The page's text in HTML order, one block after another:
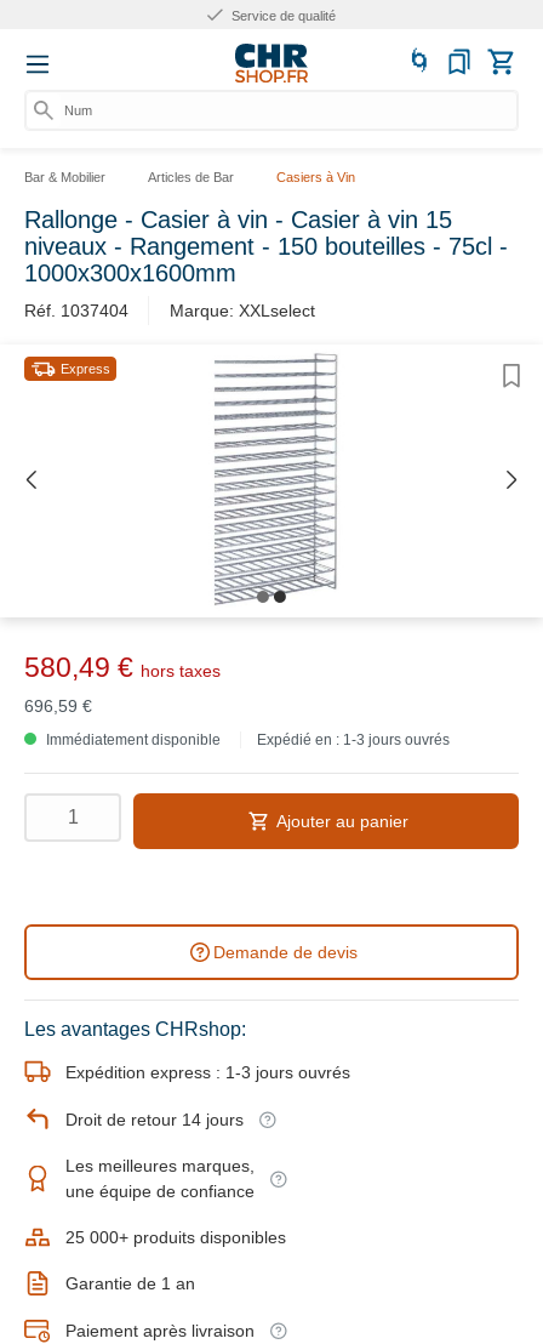
Service de qualité
Numér
Bar & Mobilier Articles de Bar Casiers à Vin
Rallonge - Casier à vin - Casier à vin 15
niveaux - Rangement - 150 bouteilles - 75cl -
1000x300x1600mm
Réf. 1037404 Marque: XXLselect
Express
580,49 € hors taxes
696,59 €
Immédiatement disponible Expédié en : 1-3 jours ouvrés
Ajouter au panier
Demande de devis
Les avantages CHRshop:
Expédition express : 1-3 jours ouvrés
Droit de retour 14 jours
Les meilleures marques,
une équipe de confiance
25 000+ produits disponibles
Garantie de 1 an
Paiement après livraison